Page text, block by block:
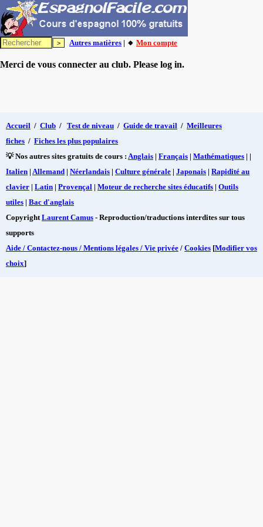
Autres matières | 🔸 Mon compte
Merci de vous connecter au club. Please log in.
Accueil / Club / Test de niveau / Guide de travail / Meilleures
fiches / Fiches les plus populaires
💡 Nos autres sites gratuits de cours : Anglais | Français | Mathématiques | |
Italien | Allemand | Néerlandais | Culture générale | Japonais | Rapidité au
clavier | Latin | Provençal | Moteur de recherche sites éducatifs | Outils
utiles | Bac d'anglais
CopyrightLaurent Camus - Reproduction/traductions interdites sur tous
supports
Aide / Contactez-nous / Mentions légales / Vie privée / Cookies [Modifier vos
choix]